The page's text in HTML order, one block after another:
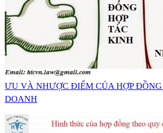
ƯU VÀ NHƯỢC ĐIỂM CỦA HỢP
DOANH